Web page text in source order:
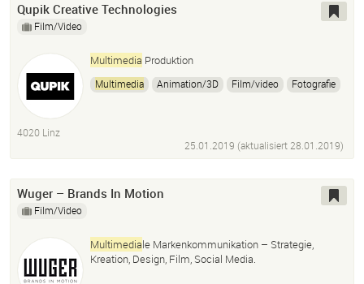
Qupik Creative Technologies
Film/Video
Multimedia Produktion
Multimedia Animation/3D Film/video
Fotografie
4020 Linz
25.01.2019 (aktualisiert28.01.2019)
Wuger – Brands In Motion
Film/Video
Multimediale Markenkommunikation – Strategie,
Kreation, Design, Film, Social Media.